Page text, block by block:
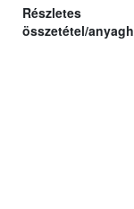
Részletes
összetétel/